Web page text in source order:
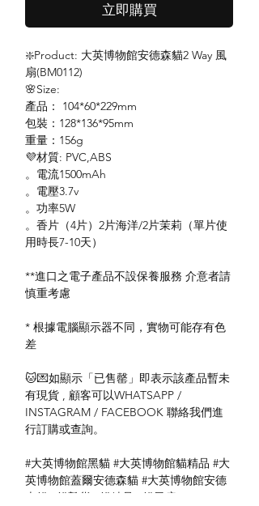
立即購買
❇️Product: 大英博物館安德森貓2 Way 風
扇(BM0112)
🌸Size:
產品： 104*60*229mm
包裝：128*136*95mm
重量：156g
💜材質: PVC,ABS
。電流1500mAh
。電壓3.7v
。功率5W
。香片（4片）2片海洋/2片茉莉（單片使
用時長7-10天）
**進口之電子產品不設保養服務 介意者請
慎重考慮
* 根據電腦顯示器不同，實物可能存有色
差
🐱💌如顯示「已售罄」即表示該產品暫未
有現貨 , 顧客可以WHATSAPP /
INSTAGRAM / FACEBOOK 聯絡我們進
行訂購或查詢。
#大英博物館黑貓 #大英博物館貓精品 #大
英博物館蓋爾安德森貓 #大英博物館安德
森貓 #貓雜貨 #貓精品 #貓風扇